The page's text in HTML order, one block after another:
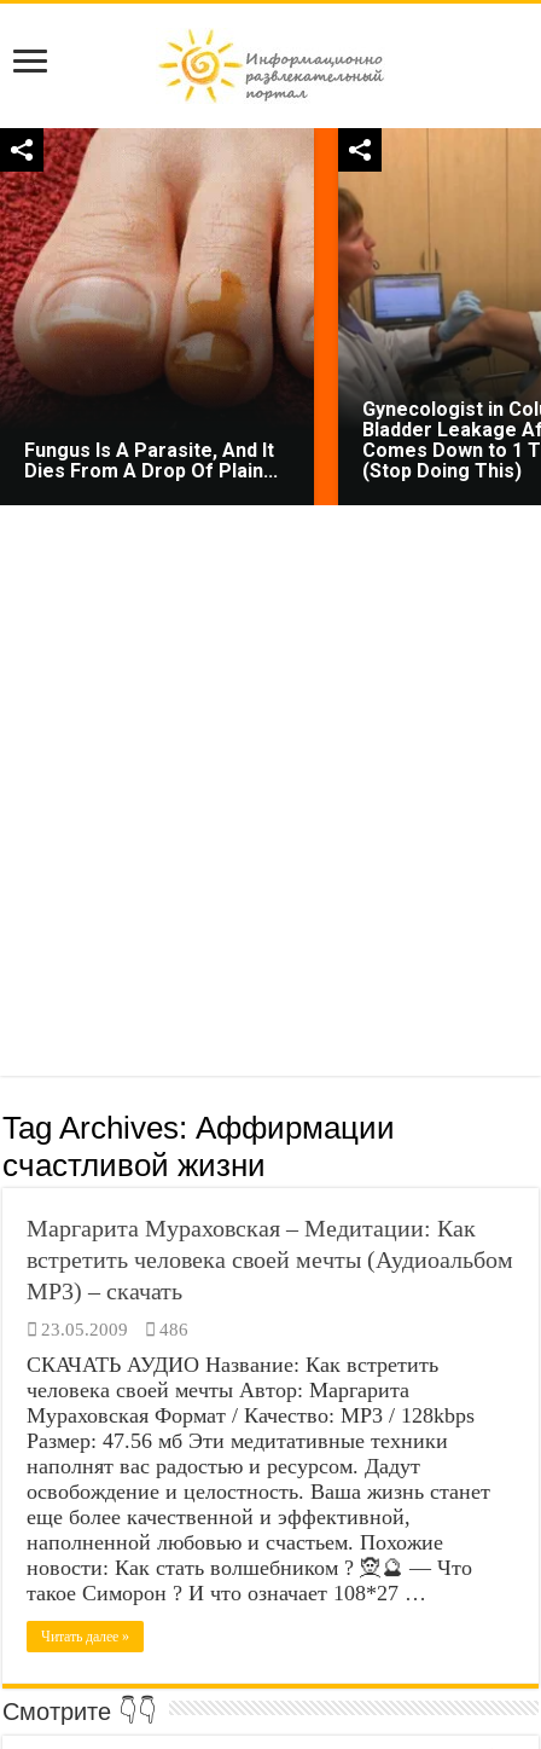
Fungus Is A Parasite, And It
Dies From A Drop Of Plain...
Gynecologist in
Bladder Leakage
Comes Down to 1
(Stop Doing This)
Tag Archives:Аффирмации
счастливой жизни
Маргарита Мураховская – Медитации: Как
встретить человека своей мечты (Аудиоальбом
MP3) – скачать
23.05.2009 486
СКАЧАТЬ АУДИО Название: Как встретить
человека своей мечты Автор: Маргарита
Мураховская Формат / Качество: MP3 / 128kbps
Размер: 47.56 мб Эти медитативные техники
наполнят вас радостью и ресурсом. Дадут
освобождение и целостность. Ваша жизнь станет
еще более качественной и эффективной,
наполненной любовью и счастьем. Похожие
новости: Как стать волшебником ? 🧝🔮 — Что
такое Симорон ? И что означает 108*27 …
Читать далее »
Смотрите 👇👇